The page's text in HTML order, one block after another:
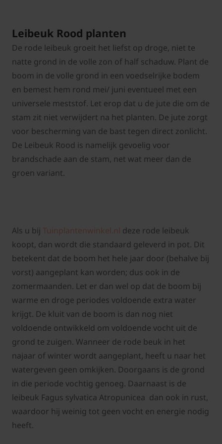
Leibeuk Rood planten
De rode leibeuk groeit het liefst op droge, niet te
natte grond in de volle zon of half schaduw. Plant de
boom in de volle grond in een voedselrijke bodem
en bemest hem rond mei/ juni eventueel met een
universele meststof. Let erop dat u de jute die om de
stam zit niet verwijdert na het planten. De jute zorgt
voor bescherming van de bast tegen direct zonlicht.
De Leibeuk Rood is namelijk gevoelig voor
brandschade aan de stam, net wat meer dan de
groen variant.
Als u bij Tuinplantenwinkel.nl deze rode leibeuk
koopt, dan wordt die standaard geleverd in pot. Dit
betekent dat de boom het hele jaar door (behalve bij
vorst) aangeplant kan worden; dus ook in de
zomermaanden. Let er dan wel op dat de boom bij
warme en droge periodes voldoende extra water
krijgt. De kluit van de boom is dan nog niet
voldoende ontwikkeld om voldoende vocht uit de
grond te zuigen. Wanneer de rode beuk in het
najaar of winter wordt aangeplant, heeft u naar het
watergeven geen omkijken. Doorgaans is de grond
in die periode vochtig genoeg. Daarnaast is de
leibeuk Fagus sylvatica Atropunicea dan ook in rust,
waardoor hij weinig tot geen vocht en energie nodig
heeft.